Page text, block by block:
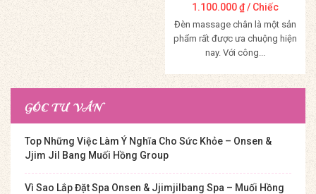
1.100.000₫/ Chiếc
Đèn massage chân là một sản
phẩm rất được ưa chuộng hiện
nay. Với công...
Mua Hàng
GÓC TƯ VẤN
Top Những Việc Làm Ý Nghĩa Cho Sức Khỏe – Onsen &
Jjim Jil Bang Muối Hồng Group
Vì Sao Lắp Đặt Spa Onsen & Jjimjilbang Spa – Muối Hồng